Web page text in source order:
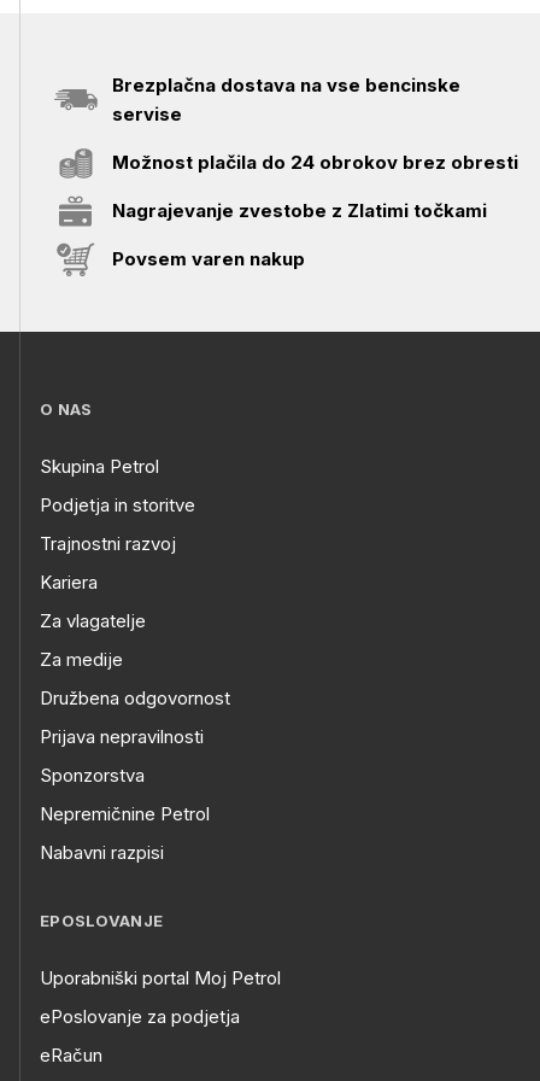
Brezplačna dostava na vse bencinske
servise
Možnost plačila do 24 obrokov brez obresti
Nagrajevanje zvestobe z Zlatimi točkami
Povsem varen nakup
O NAS
Skupina Petrol
Podjetja in storitve
Trajnostni razvoj
Kariera
Za vlagatelje
Za medije
Družbena odgovornost
Prijava nepravilnosti
Sponzorstva
Nepremičnine Petrol
Nabavni razpisi
EPOSLOVANJE
Uporabniški portal Moj Petrol
ePoslovanje za podjetja
eRačun